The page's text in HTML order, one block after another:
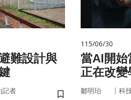
難設計與
記者
115/06/30
當AI開始
正在改
鄒明珆 ｜ 科